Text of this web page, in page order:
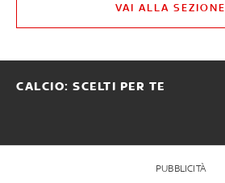
VAI ALLA SEZIONE
CALCIO: SCELTI PER TE
PUBBLICITÀ